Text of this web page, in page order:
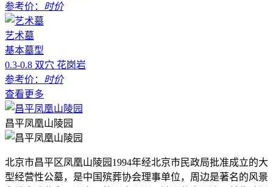
参考价： 时价
艺术墓
基本墓型
0.3-0.8 双穴 花岗岩
参考价： 时价
查看更多
昌平凤凰山陵园
北京市昌平区凤凰山陵园1994年经北京市民政局批准成立的大
型经营性公墓，是中国殡葬协会理事单位，周边是著名的风景